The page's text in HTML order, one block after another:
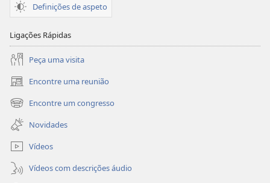
Definições de aspeto
Ligações Rápidas
Peça uma visita
Encontre uma reunião
(abre
uma
nova
janela)
Encontre um congresso
(abre
uma
nova
janela)
Novidades
Vídeos
Vídeos com descrições áudio